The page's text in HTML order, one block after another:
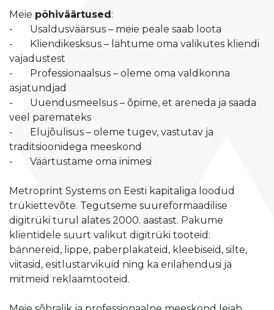
Meie põhiväärtused:
- Usaldusväärsus – meie peale saab loota
- Kliendikesksus – lähtume oma valikutes kliendi
vajadustest
- Professionaalsus – oleme oma valdkonna
asjatundjad
- Uuendusmeelsus – õpime, et areneda ja saada
veel paremateks
- Elujõulisus – oleme tugev, vastutav ja
traditsioonidega meeskond
- Väärtustame oma inimesi
Metroprint Systems on Eesti kapitaliga loodud
trükiettevõte. Tegutseme suureformaadilise
digitrüki turul alates 2000. aastast. Pakume
klientidele suurt valikut digitrüki tooteid:
bännereid, lippe, paberplakateid, kleebiseid, silte,
viitasid, esitlustarvikuid ning ka erilahendusi ja
mitmeid reklaamtooteid.